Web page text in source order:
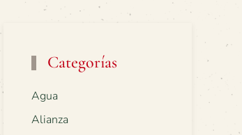
Categorías
Agua
Alianza